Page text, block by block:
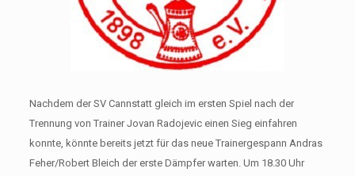
Nachdem der SV Cannstatt gleich im ersten Spiel nach der
Trennung von Trainer Jovan Radojevic einen Sieg einfahren
konnte, könnte bereits jetzt für das neue Trainergespann Andras
Feher/Robert Bleich der erste Dämpfer warten. Um 18.30 Uhr